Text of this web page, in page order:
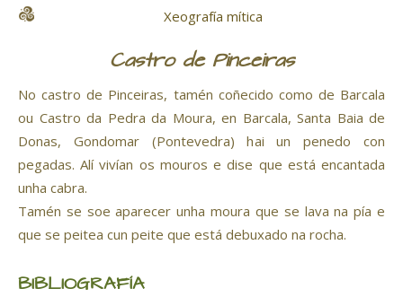
Xeografía mítica
Castro de Pinceiras
No castro de Pinceiras, tamén coñecido como de Barcala
ou Castro da Pedra da Moura, en Barcala, Santa Baia de
Donas, Gondomar (Pontevedra) hai un penedo con
pegadas. Alí vivían os mouros e dise que está encantada
unha cabra.
Tamén se soe aparecer unha moura que se lava na pía e
que se peitea cun peite que está debuxado na rocha.
BIBLIOGRAFÍA